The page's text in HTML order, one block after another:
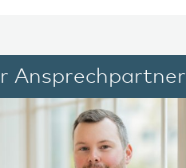
Ansprechpartner